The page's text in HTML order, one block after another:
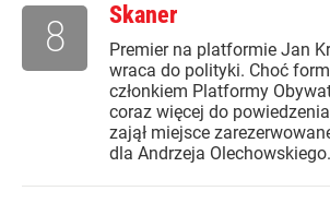
Skaner
Premier na platformie Jan
wraca do polityki. Choć
członkiem Platformy
coraz więcej do
zajął miejsce
dla Andrzeja
8